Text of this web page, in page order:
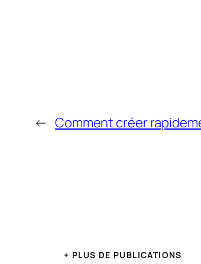
← Comment créer
+ PLUS DE PUBLICATIONS